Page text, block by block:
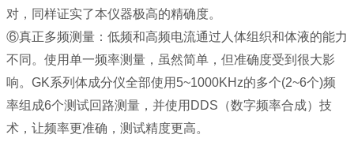
对，同样证实了本仪器极高的精确度。
⑥真正多频测量：低频和高频电流通过人体组织和体液的能力
不同。使用单一频率测量，虽然简单，但准确度受到很大影
响。GK系列体成分仪全部使用5~1000KHz的多个(2~6个)频
率组成6个测试回路测量，并使用DDS（数字频率合成）技
术，让频率更准确，测试精度更高。